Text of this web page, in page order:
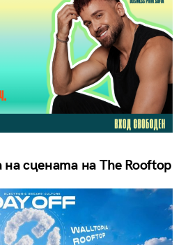
на сцената на The Rooftop